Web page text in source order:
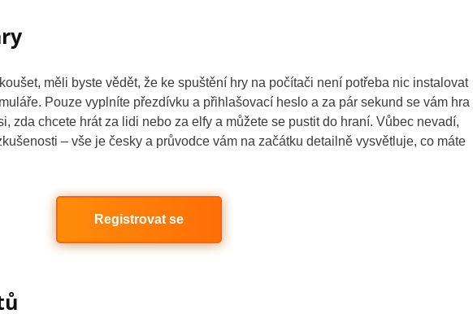
měli byste vědět, že ke spuštění hry na počítači není potřeba nic instalovat
Pouze vyplníte přezdívku a přihlašovací heslo a za pár sekund se vám hra
zda chcete hrát za lidi nebo za elfy a můžete se pustit do hraní. Vůbec nevadí,
– vše je česky a průvodce vám na začátku detailně vysvětluje, co máte
Registrovat se